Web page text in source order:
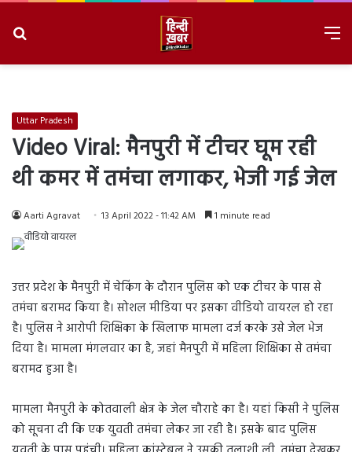
Uttar Pradesh
Video Viral: मैनपुरी में टीचर घूम रही
थी कमर में तमंचा लगाकर, भेजी गई जेल
Aarti Agravat 13 April 2022 - 11:42 AM 1 minute read
उत्तर प्रदेश के मैनपुरी में चेकिंग के दौरान पुलिस को एक टीचर के पास से
तमंचा बरामद किया है। सोशल मीडिया पर इसका वीडियो वायरल हो रहा
है। पुलिस ने आरोपी शिक्षिका के खिलाफ मामला दर्ज करके उसे जेल भेज
दिया है। मामला मंगलवार का है, जहां मैनपुरी में महिला शिक्षिका से तमंचा
बरामद हुआ है।
मामला मैनपुरी के कोतवाली क्षेत्र के जेल चौराहे का है। यहां किसी ने पुलिस
को सूचना दी कि एक युवती तमंचा लेकर जा रही है। इसके बाद पुलिस